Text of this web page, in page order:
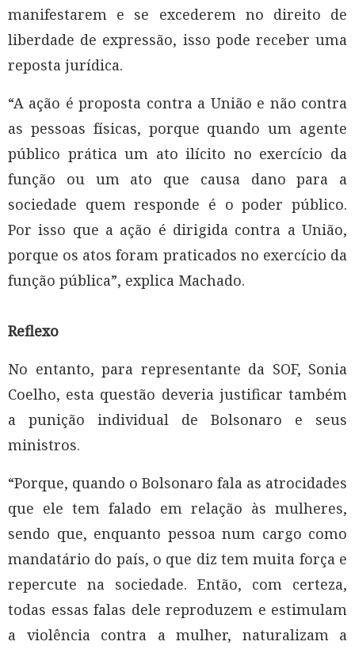
manifestarem e se excederem no direito de
liberdade de expressão, isso pode receber uma
reposta jurídica.
“A ação é proposta contra a União e não contra
as pessoas físicas, porque quando um agente
público prática um ato ilícito no exercício da
função ou um ato que causa dano para a
sociedade quem responde é o poder público.
Por isso que a ação é dirigida contra a União,
porque os atos foram praticados no exercício da
função pública”, explica Machado.
Reflexo
No entanto, para representante da SOF, Sonia
Coelho, esta questão deveria justificar também
a punição individual de Bolsonaro e seus
ministros.
“Porque, quando o Bolsonaro fala as atrocidades
que ele tem falado em relação às mulheres,
sendo que, enquanto pessoa num cargo como
mandatário do país, o que diz tem muita força e
repercute na sociedade. Então, com certeza,
todas essas falas dele reproduzem e estimulam
a violência contra a mulher, naturalizam a